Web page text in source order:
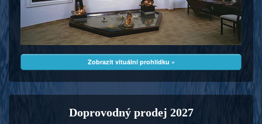
Zobrazit vituální prohlídku »
Doprovodný prodej 2027